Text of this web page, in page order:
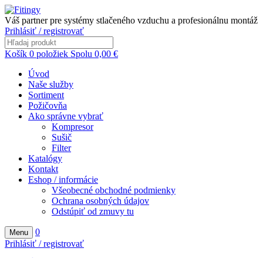
Váš partner pre systémy stlačeného vzduchu a profesionálnu montáž
Prihlásiť / registrovať
Košík 0 položiek Spolu 0,00 €
Úvod
Naše služby
Sortiment
Požičovňa
Ako správne vybrať
Kompresor
Sušič
Filter
Katalógy
Kontakt
Eshop / informácie
Všeobecné obchodné podmienky
Ochrana osobných údajov
Odstúpiť od zmuvy tu
Menu
0
Prihlásiť / registrovať